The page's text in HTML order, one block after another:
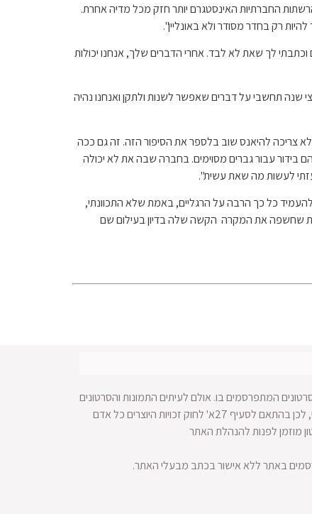
בעידן הרשתות החברתיות האינסטגרם יותר חזק מכל מדיה אחרת.
רק בחדר מסודר ולא באונליין".
לך שאת לא לבד. אחרי הדברים שלך, אנחנו יכולות
שנה תחשבי על דברים שאפשר לשנות ולתקן ואנחנו נהיה
לא צריכה להיאנס שוב בלספר את הסיפור הזה. זה גם ככה
בידור עבור גברים מסוימים. בחברה שבה את לא יכולה
לעשות מה שאת עשית".
הקול של כל אותם נפגעים. אני 'פספוסה' בת 20 עם אינסטגרם, שהצליחה להעמיד כל כך הרבה על הרגליים, באמת שלא התכוונתי,
שחשפה את המקרה הקשה שלה בדיון בעילום שם
המתפרסמים בו. אולם לעיתים התמונות והסרטונים
מופצים ברחבי הרשת ולא מתאפשרת הגעה למקור החומר הויזאולי, לכן בהתאם לסעיף 27א' לחוק זכויות היוצרים כל אדם
מוזמן לפנות להנהלת האתר
באתר ללא אישור בכתב מבעלי האתר.